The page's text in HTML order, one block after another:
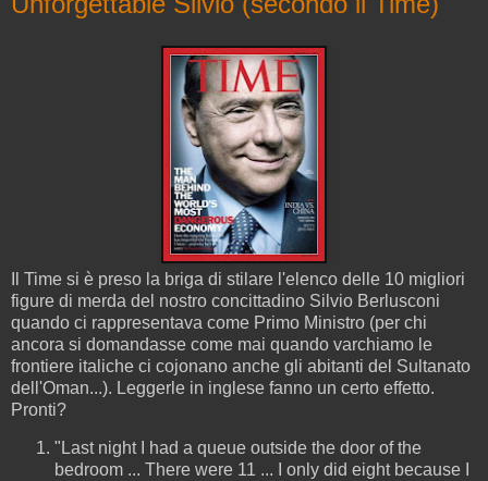
Il Time si è preso la briga di stilare l'elenco delle 10 migliori
figure di merda del nostro concittadino Silvio Berlusconi
quando ci rappresentava come Primo Ministro (per chi
ancora si domandasse come mai quando varchiamo le
frontiere italiche ci cojonano anche gli abitanti del Sultanato
dell'Oman...). Leggerle in inglese fanno un certo effetto.
Pronti?
"Last night I had a queue outside the door of the
bedroom ... There were 11 ... I only did eight because I